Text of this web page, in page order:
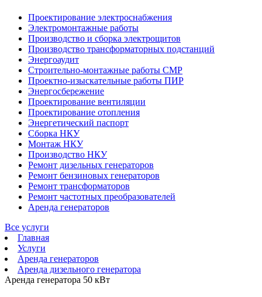
Проектирование электроснабжения
Электромонтажные работы
Производство и сборка электрощитов
Производство трансформаторных подстанций
Энергоаудит
Строительно-монтажные работы СМР
Проектно-изыскательные работы ПИР
Энергосбережение
Проектирование вентиляции
Проектирование отопления
Энергетический паспорт
Сборка НКУ
Монтаж НКУ
Производство НКУ
Ремонт дизельных генераторов
Ремонт бензиновых генераторов
Ремонт трансформаторов
Ремонт частотных преобразователей
Аренда генераторов
Все услуги
Главная
Услуги
Аренда генераторов
Аренда дизельного генератора
Аренда генератора 50 кВт